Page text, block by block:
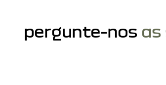
pergunte-nos as